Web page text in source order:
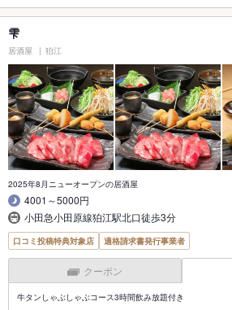
雫
居酒屋 狛江
2025年8月ニューオープンの居酒屋
4001～5000円
小田急小田原線狛江駅北口徒歩3分
口コミ投稿特典対象店 適格請求書発行事業者
クーポン
牛タンしゃぶしゃぶコース3時間飲み放題付き